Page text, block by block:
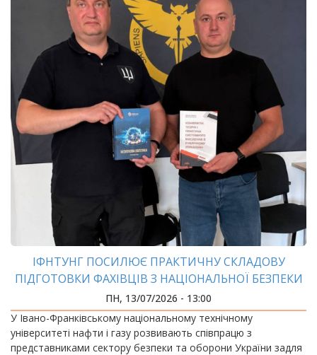
ІФНТУНГ ПОСИЛЮЄ ПРАКТИЧНУ СКЛАДОВУ
ПІДГОТОВКИ ФАХІВЦІВ З НАЦІОНАЛЬНОЇ БЕЗПЕКИ
ПН, 13/07/2026 - 13:00
У Івано-Франківському національному технічному
університеті нафти і газу розвивають співпрацю з
представниками сектору безпеки та оборони України задля